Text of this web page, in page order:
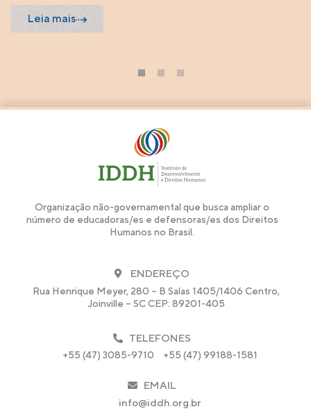
Leia mais
3
Organização não-governamental que busca ampliar o
número de educadoras/es e defensoras/es dos Direitos
Humanos no Brasil.
ENDEREÇO
Rua Henrique Meyer, 280 – B Salas 1405/1406 Centro,
Joinville – SC CEP: 89201-405
TELEFONES
+55 (47) 3085-9710 +55 (47) 99188-1581
EMAIL
info@iddh.org.br